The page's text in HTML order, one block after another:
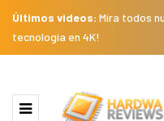
Últimos videos: Mira todos
tecnología en 4K!